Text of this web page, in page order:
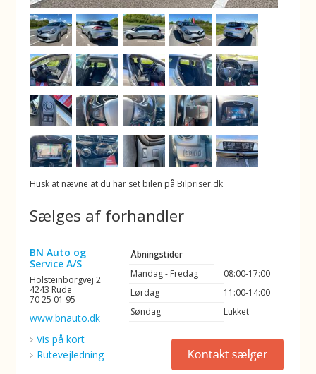
Husk at nævne at du har set bilen på Bilpriser.dk
Sælges af forhandler
BN Auto og
Service A/S
Holsteinborgvej 2
4243 Rude
70 25 01 95
www.bnauto.dk
Vis på kort
Rutevejledning
Åbningstider
Mandag - Fredag
08:00-17:00
Lørdag
11:00-14:00
Søndag
Lukket